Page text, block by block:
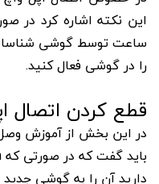
این نکته اشاره کرد در
را در گوشی فعال کنید.
قطع‌ کردن اتصال
در این بخش از آموزش
دارید آن را به گوشی